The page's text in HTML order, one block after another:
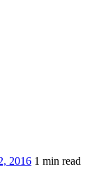
2016 1 min read